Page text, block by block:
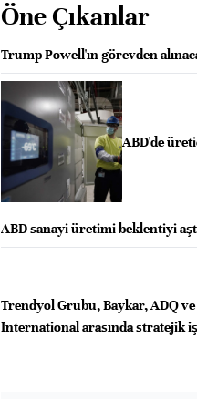
Öne Çıkanlar
Trump Powell'ın görevden
ABD'de
ABD sanayi üretimi beklentiyi
Trendyol Grubu, Baykar, ADQ
International arasında stratejik